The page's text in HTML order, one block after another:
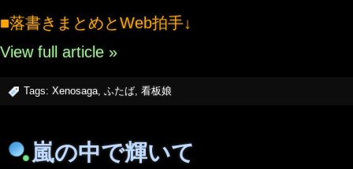
■落書きまとめとWeb拍手↓
View full article »
Tags: Xenosaga ふたば 看板娘
嵐の中で輝いて